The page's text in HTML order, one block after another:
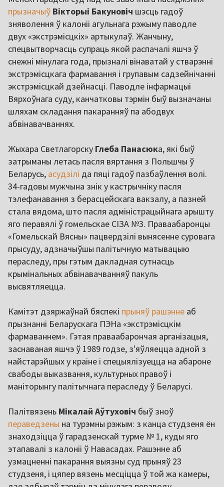
прызначыў Вікторыі Бакуновіч шэсць гадоў
зняволення ў калоніі агульнага рэжыму паводле
двух «экстрэмісцкіх» артыкулаў. Жанчыну,
спецвытворчасць супраць якой распачалі яшчэ ў
снежні мінулага года, прызналі вінаватай у стварэнні
экстрэмісцкага фармавання і групавым садзейнічанні
экстрэмісцкай дзейнасці. Паводле інфармацыі
Вярхоўнага суду, канчатковы тэрмін быў вызначаны
шляхам складання пакаранняў па абодвух
абвінавачваннях.
Жыхара Светлагорску Глеба Панасюка, які быў
затрыманы летась пасля вяртання з Польшчы ў
Беларусь, асудзілі да пяці гадоў пазбаўлення волі.
34-гадовы мужчына знік у кастрычніку пасля
тэлефанавання з берасцейскага вакзалу, а пазней
стала вядома, што пасля адміністрацыйнага арышту
яго перавялі ў гомельскае СІЗА №3. Праваабаронцы
«Гомельскай Вясны» пацвердзілі вынясенне суровага
прысуду, адзначыўшы палітычную матывацыю
пераследу, пры гэтым дакладная сутнасць
крымінальных абвінавачванняў пакуль
высвятляецца.
Камітэт дзяржаўнай бяспекі прыняў рашэнне аб
прызнанні Беларускага ПЭНа «экстрэмісцкім
фармаваннем». Гэтая праваабарончая арганізацыя,
заснаваная яшчэ ў 1989 годзе, з'яўляецца адной з
найстарэйшых у краіне і спецыялізуецца на абароне
свабоды выказвання, культурных правоў і
маніторынгу палітычнага пераследу ў Беларусі.
Палітвязень Мікалай Аўтуховіч быў зноў
пераведзены на турэмны рэжым: з канца студзеня ён
знаходзіцца ў гарадзенскай турме № 1, куды яго
этапавалі з калоніі ў Навасадах. Рашэнне аб
узмацненні пакарання выязны суд прыняў 23
студзеня, і цяпер вязень месціцца ў той жа камеры,